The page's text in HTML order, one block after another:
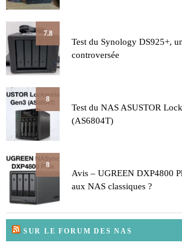
7.8
Test du Synology DS925+,
controversée
8
Test du NAS ASUSTOR
(AS6804T)
8
Avis – UGREEN DXP4800
aux NAS classiques ?
SUR LE FORUM DES NAS